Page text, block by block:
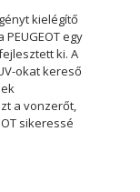
kielégítő
egy
ki. A
okat kereső
a vonzerőt,
sikeressé